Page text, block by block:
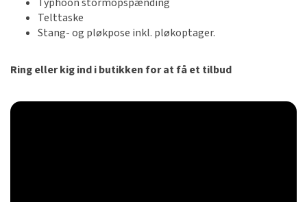
Telttaske
Stang- og pløkpose inkl. pløkoptager.
Ring eller kig ind i butikken for at få et tilbud